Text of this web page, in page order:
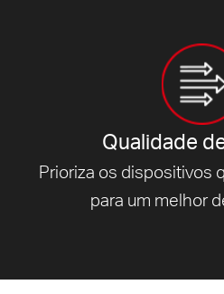
Qualidade
Prioriza os dispositivos
para um melhor